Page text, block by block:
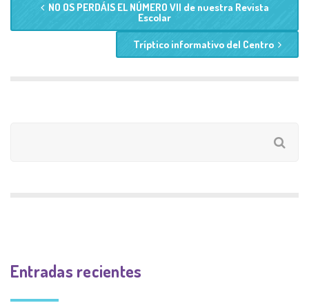
NO OS PERDÁIS EL NÚMERO VII de nuestra Revista
Escolar
Tríptico informativo del Centro
Entradas recientes